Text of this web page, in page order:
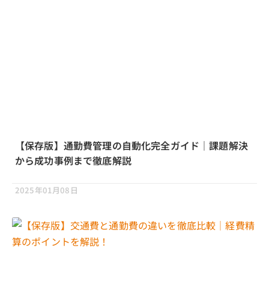
【保存版】通勤費管理の自動化完全ガイド｜課題解決
から成功事例まで徹底解説
2025年01月08日